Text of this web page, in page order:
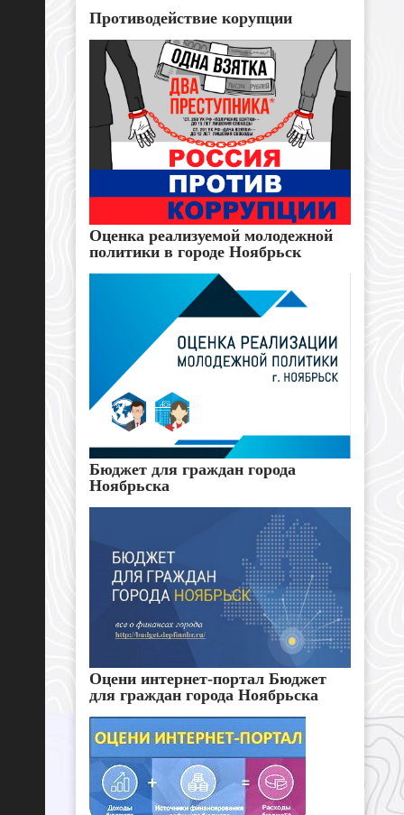
Противодействие корупции
Оценка реализуемой молодежной
политики в городе Ноябрьск
Бюджет для граждан города
Ноябрьска
Оцени интернет-портал Бюджет
для граждан города Ноябрьска